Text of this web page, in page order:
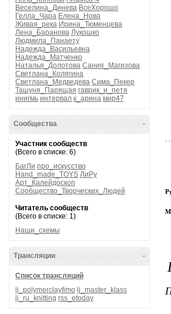
Веселина_Динева ВсеХорошо
Гелла_Чара Елена_Нова
Живая_река Ирина_Тюменцева
Лена_Баранова Лукошко
Людмила_Панаету
Надежда_Васильевна
Надежда_Матченко
Наталья_Долотова Сания_Магизова
Светлана_Колягина
Светлана_Медведева Сима_Пекер
Ташуня_Парящая гаврик_и_петя
инигмь интервал к_арина мир47
-
Сообщества
Участник сообществ
(Всего в списке: 6)
БагЛи про_искусство
Hand_made_TOYS ЛиРу
Арт_Калейдоскоп
Сообщество_Творческих_Людей
Читатель сообществ
(Всего в списке: 1)
Наши_схемы
-
Трансляции
Список трансляций
lj_polymerclayfimo lj_master_klass
lj_ru_knitting rss_etoday